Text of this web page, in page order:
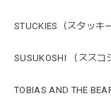
STUCKIES（スタッキ
SUSUKOSHI （ススコ
TOBIAS AND THE